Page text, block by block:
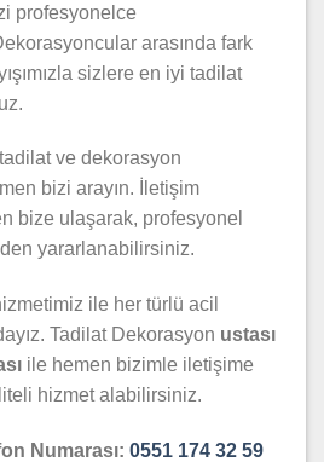
profesyonelce
arasında fark
sizlere en iyi tadilat
ve dekorasyon
bizi arayın. İletişim
bize ulaşarak, profesyonel
yararlanabilirsiniz.
ile her türlü acil
Tadilat Dekorasyon ustası
ile hemen bizimle iletişime
hizmet alabilirsiniz.
Numarası: 0551 174 32 59